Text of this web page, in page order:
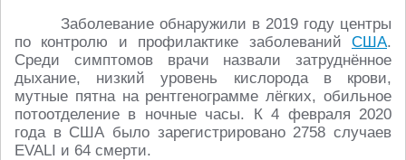
Заболевание обнаружили в 2019 году центры
по контролю и профилактике заболеваний США.
Среди симптомов врачи назвали затруднённое
дыхание, низкий уровень кислорода в крови,
мутные пятна на рентгенограмме лёгких, обильное
потоотделение в ночные часы. К 4 февраля 2020
года в США было зарегистрировано 2758 случаев
EVALI и 64 смерти.